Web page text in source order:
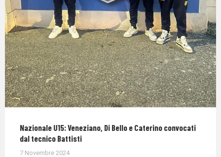
Nazionale U15: Veneziano, Di Bello e Caterino convocati
dal tecnico Battisti
7 Novembre 2024